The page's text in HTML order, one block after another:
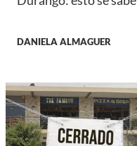
DANIELA ALMAGUER